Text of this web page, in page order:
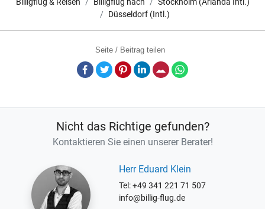
Düsseldorf (Intl.)
Seite / Beitrag teilen
Facebook
TwitterPinterestLinkedInE-Mail
Nicht das Richtige gefunden?
Kontaktieren Sie einen unserer Berater!
Herr Eduard Klein
Tel: +49 341 221 71 507
info@billig-flug.de